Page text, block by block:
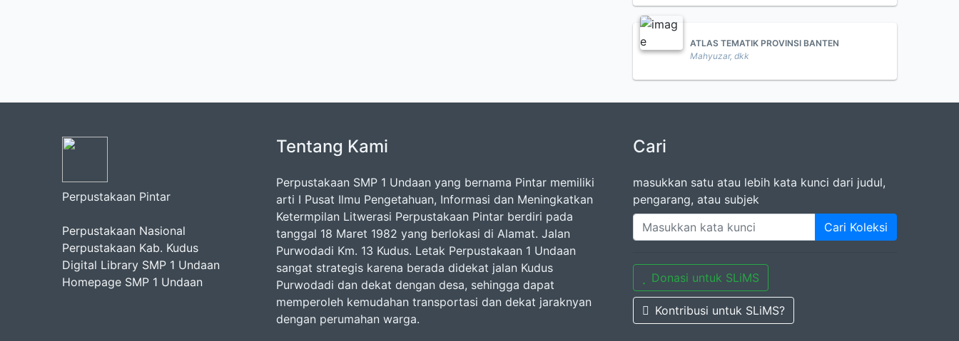
ATLAS TEMATIK PROVINSI BANTEN
Mahyuzar, dkk
Perpustakaan Pintar
Perpustakaan Nasional
Perpustakaan Kab. Kudus
Digital Library SMP 1 Undaan
Homepage SMP 1 Undaan
Tentang Kami
Perpustakaan SMP 1 Undaan yang bernama Pintar memiliki
arti I Pusat Ilmu Pengetahuan, Informasi dan Meningkatkan
Ketermpilan Litwerasi Perpustakaan Pintar berdiri pada
tanggal 18 Maret 1982 yang berlokasi di Alamat. Jalan
Purwodadi Km. 13 Kudus. Letak Perpustakaan 1 Undaan
sangat strategis karena berada didekat jalan Kudus
Purwodadi dan dekat dengan desa, sehingga dapat
memperoleh kemudahan transportasi dan dekat jaraknyan
dengan perumahan warga.
Cari
masukkan satu atau lebih kata kunci dari judul,
pengarang, atau subjek
Cari Koleksi
Donasi untuk SLiMS
Kontribusi untuk SLiMS?